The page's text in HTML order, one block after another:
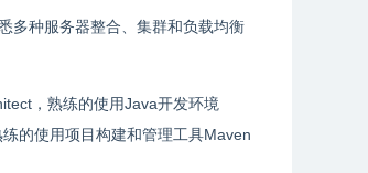
多种服务器整合、集群和负载均衡
，熟练的使用Java开发环境
的使用项目构建和管理工具Maven